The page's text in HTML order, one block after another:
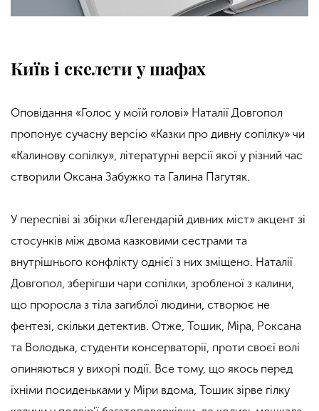
Київ і скелети у шафах
Оповідання «Голос у моїй голові» Наталії Довгопол
пропонує сучасну версію «Казки про дивну сопілку» чи
«Калинову сопілку», літературні версії якої у різний час
створили Оксана Забужко та Галина Пагутяк.
У переспіві зі збірки «Легендарій дивних міст» акцент зі
стосунків між двома казковими сестрами та
внутрішнього конфлікту однієї з них зміщено. Наталії
Довгопол, зберігши чари сопілки, зробленої з калини,
що проросла з тіла загиблої людини, створює не
фентезі, скільки детектив. Отже, Тошик, Міра, Роксана
та Володька, студенти консерваторії, проти своєї волі
опиняються у вихорі події. Все тому, що якось перед
їхніми посиденьками у Міри вдома, Тошик зірве гілку